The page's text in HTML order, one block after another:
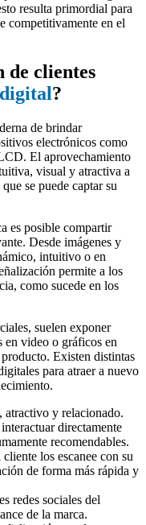
resulta primordial para
competitivamente en el
de clientes
?
de brindar
electrónicos como
El aprovechamiento
visual y atractiva a
se puede captar su
es posible compartir
Desde imágenes y
intuitivo o en
permite a los
como sucede en los
suelen exponer
en video o gráficos en
Existen distintas
para atraer a nuevo
y relacionado.
directamente
recomendables.
los escanee con su
de forma más rápida y
redes sociales del
de la marca.